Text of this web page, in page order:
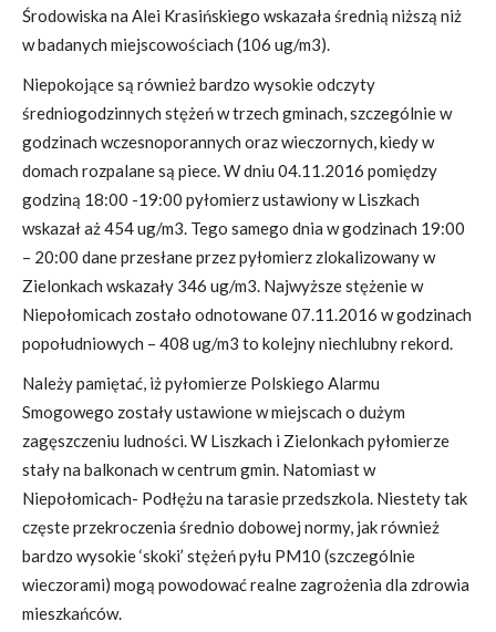
Środowiska na Alei Krasińskiego wskazała średnią niższą niż
w badanych miejscowościach (106 ug/m3).
Niepokojące są również bardzo wysokie odczyty
średniogodzinnych stężeń w trzech gminach, szczególnie w
godzinach wczesnoporannych oraz wieczornych, kiedy w
domach rozpalane są piece. W dniu 04.11.2016 pomiędzy
godziną 18:00 -19:00 pyłomierz ustawiony w Liszkach
wskazał aż 454 ug/m3. Tego samego dnia w godzinach 19:00
– 20:00 dane przesłane przez pyłomierz zlokalizowany w
Zielonkach wskazały 346 ug/m3. Najwyższe stężenie w
Niepołomicach zostało odnotowane 07.11.2016 w godzinach
popołudniowych – 408 ug/m3 to kolejny niechlubny rekord.
Należy pamiętać, iż pyłomierze Polskiego Alarmu
Smogowego zostały ustawione w miejscach o dużym
zagęszczeniu ludności. W Liszkach i Zielonkach pyłomierze
stały na balkonach w centrum gmin. Natomiast w
Niepołomicach- Podłężu na tarasie przedszkola. Niestety tak
częste przekroczenia średnio dobowej normy, jak również
bardzo wysokie ‘skoki’ stężeń pyłu PM10 (szczególnie
wieczorami) mogą powodować realne zagrożenia dla zdrowia
mieszkańców.